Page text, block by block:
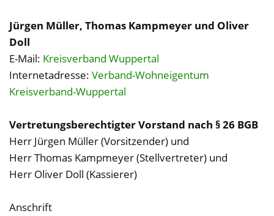
Jürgen Müller, Thomas Kampmeyer und Oliver
Doll
E-Mail: Kreisverband Wuppertal
Internetadresse: Verband-Wohneigentum
Kreisverband-Wuppertal
Vertretungsberechtigter Vorstand nach § 26 BGB
Herr Jürgen Müller (Vorsitzender) und
Herr Thomas Kampmeyer (Stellvertreter) und
Herr Oliver Doll (Kassierer)
Anschrift